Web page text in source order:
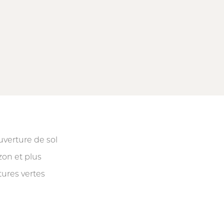
de sol
et plus
vertes